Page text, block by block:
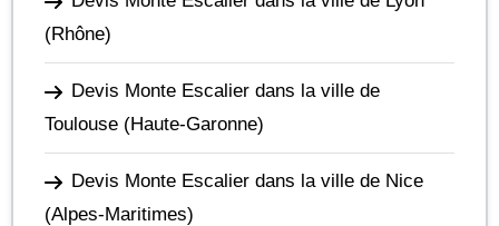
(Rhône)
Devis Monte Escalier dans la ville de
Toulouse (Haute-Garonne)
Devis Monte Escalier dans la ville de Nice
(Alpes-Maritimes)